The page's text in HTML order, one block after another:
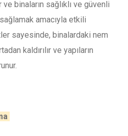
binaların sağlıklı ve güvenli
amacıyla etkili
sayesinde, binalardaki nem
kaldırılır ve yapıların